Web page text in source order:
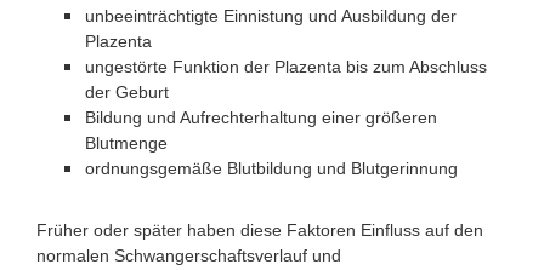
unbeeinträchtigte Einnistung und Ausbildung der
Plazenta
ungestörte Funktion der Plazenta bis zum Abschluss
der Geburt
Bildung und Aufrechterhaltung einer größeren
Blutmenge
ordnungsgemäße Blutbildung und Blutgerinnung
Früher oder später haben diese Faktoren Einfluss auf den
normalen Schwangerschaftsverlauf und